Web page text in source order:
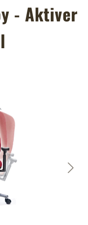
- Aktiver